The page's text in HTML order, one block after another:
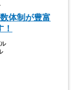
体制が豊富